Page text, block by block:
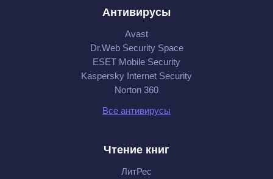
Антивирусы
Avast
Dr.Web Security Space
ESET Mobile Security
Kaspersky Internet Security
Norton 360
Все антивирусы
Чтение книг
ЛитРес